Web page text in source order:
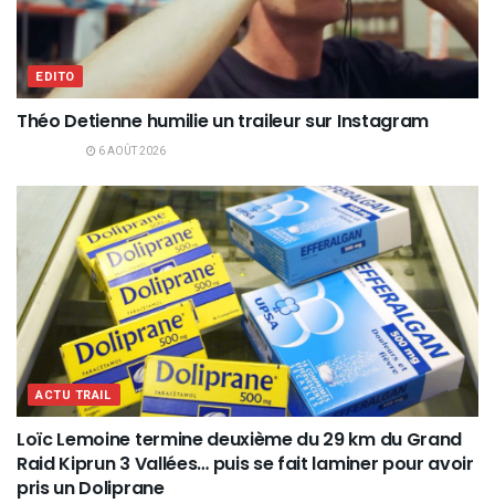
EDITO
Théo Detienne humilie un traileur sur Instagram
6 AOÛT 2026
ACTU TRAIL
Loïc Lemoine termine deuxième du 29 km du Grand
Raid Kiprun 3 Vallées… puis se fait laminer pour avoir
pris un Doliprane